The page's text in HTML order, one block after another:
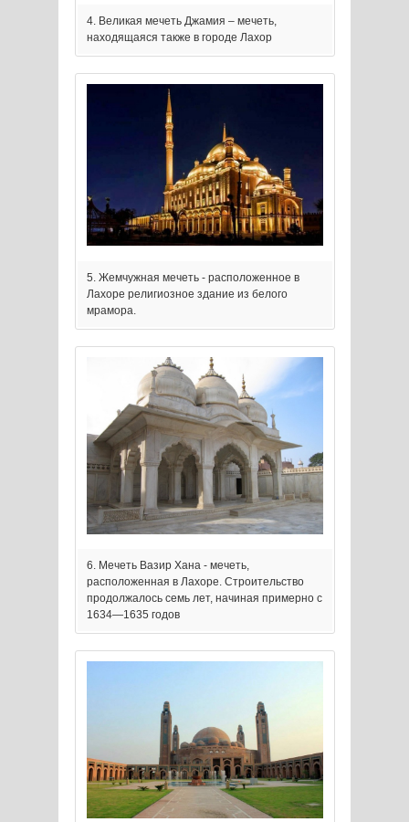
4. Великая мечеть Джамия – мечеть,
находящаяся также в городе Лахор
5. Жемчужная мечеть - расположенное в
Лахоре религиозное здание из белого
мрамора.
6. Мечеть Вазир Хана - мечеть,
расположенная в Лахоре. Строительство
продолжалось семь лет, начиная примерно с
1634—1635 годов